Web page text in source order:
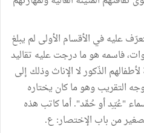
عليه في الأقسام الأولى لم يبلغ
فاسمه هو ما درجت عليه تقاليد
الذّكور لا الإناث وذلك إلى
وجه التقريب وهو ما كان يختاره
"عُبّـِد أو حُمِّد". أما كاتب هذه
من باب الإختصار: ع.